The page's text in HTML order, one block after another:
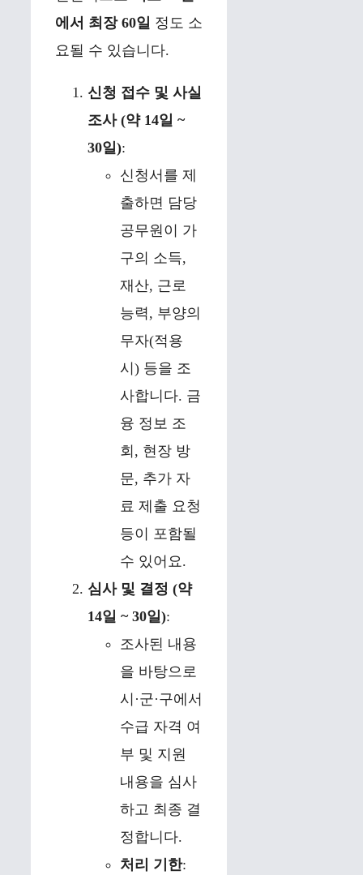
에서 최장 60일 정도 소
요될 수 있습니다.
신청 접수 및 사실
조사 (약 14일 ~
30일):
신청서를 제
출하면 담당
공무원이 가
구의 소득,
재산, 근로
능력, 부양의
무자(적용
시) 등을 조
사합니다. 금
융 정보 조
회, 현장 방
문, 추가 자
료 제출 요청
등이 포함될
수 있어요.
심사 및 결정 (약
14일 ~ 30일):
조사된 내용
을 바탕으로
시·군·구에서
수급 자격 여
부 및 지원
내용을 심사
하고 최종 결
정합니다.
처리 기한: